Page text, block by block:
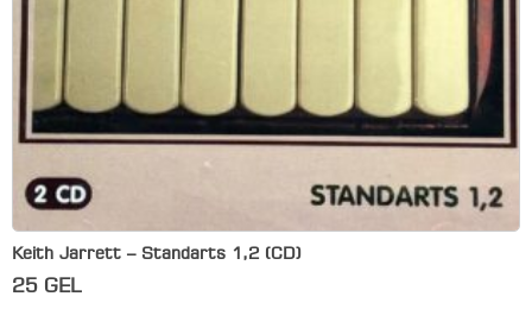
Keith Jarrett – Standarts 1,2 (CD)
25 GEL